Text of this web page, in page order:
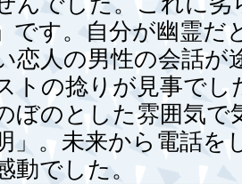
です。自分が幽霊だ
恋人の男性の会話が
トの捻りが見事でし
のとした雰囲気で
」。未来から電話を
動でした。